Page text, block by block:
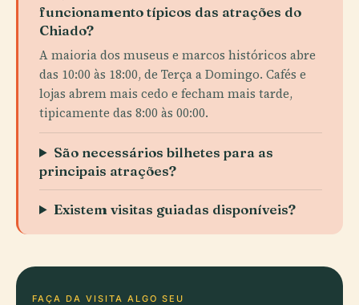
funcionamento típicos das atrações do
Chiado?
A maioria dos museus e marcos históricos abre
das 10:00 às 18:00, de Terça a Domingo. Cafés e
lojas abrem mais cedo e fecham mais tarde,
tipicamente das 8:00 às 00:00.
São necessários bilhetes para as
principais atrações?
Existem visitas guiadas disponíveis?
FAÇA DA VISITA ALGO SEU